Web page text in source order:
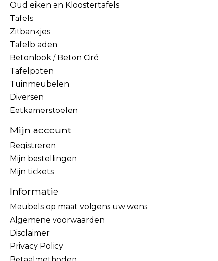
Oud eiken en Kloostertafels
Tafels
Zitbankjes
Tafelbladen
Betonlook / Beton Ciré
Tafelpoten
Tuinmeubelen
Diversen
Eetkamerstoelen
Mijn account
Registreren
Mijn bestellingen
Mijn tickets
Informatie
Meubels op maat volgens uw wens
Algemene voorwaarden
Disclaimer
Privacy Policy
Betaalmethoden